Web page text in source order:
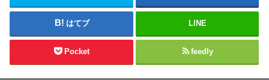
はてブ LINE
Pocket feedly